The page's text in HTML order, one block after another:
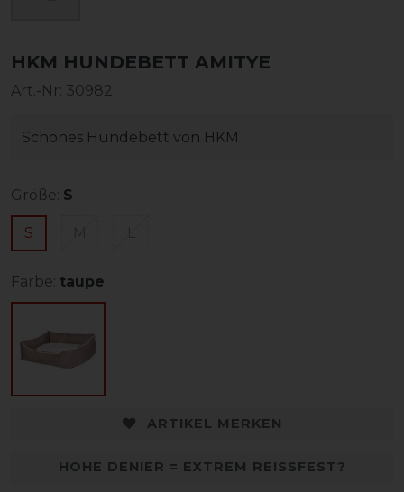
HKM HUNDEBETT AMITYE
Art.-Nr: 30982
Schönes Hundebett von HKM
Größe: S
S
Farbe: taupe
ARTIKEL MERKEN
HOHE DENIER = EXTREM REISSFEST?